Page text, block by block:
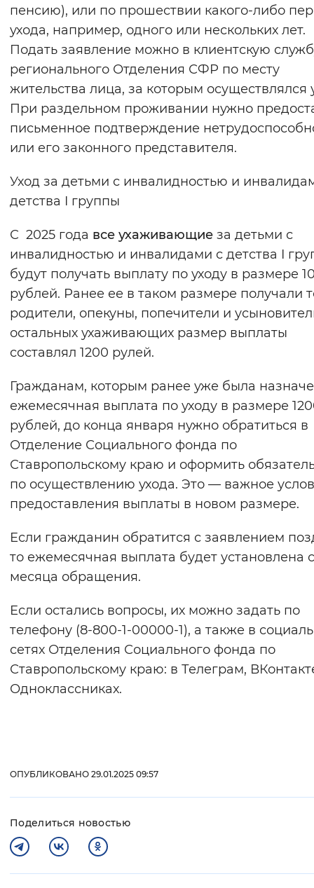
пенсию), или по прошествии какого-либо
ухода, например, одного или нескольких лет.
Подать заявление можно в клиентскую
регионального Отделения СФР по месту
жительства лица, за которым осуществлялся
При раздельном проживании нужно
письменное подтверждение
или его законного представителя.
Уход за детьми с инвалидностью и
детства I группы
С 2025 года все ухаживающие за детьми с
инвалидностью и инвалидами с детства I
будут получать выплату по уходу в размере
рублей. Ранее ее в таком размере получали
родители, опекуны, попечители и
остальных ухаживающих размер выплаты
составлял 1200 рулей.
Гражданам, которым ранее уже была
ежемесячная выплата по уходу в размере
рублей, до конца января нужно обратиться в
Отделение Социального фонда по
Ставропольскому краю и оформить
по осуществлению ухода. Это — важное
предоставления выплаты в новом размере.
Если гражданин обратится с заявлением
то ежемесячная выплата будет установлена с
месяца обращения.
Если остались вопросы, их можно задать по
телефону (8-800-1-00000-1), а также в
сетях Отделения Социального фонда по
Ставропольскому краю: в Телеграм,
Одноклассниках.
ОПУБЛИКОВАНО 29.01.2025 09:57
Поделиться новостью